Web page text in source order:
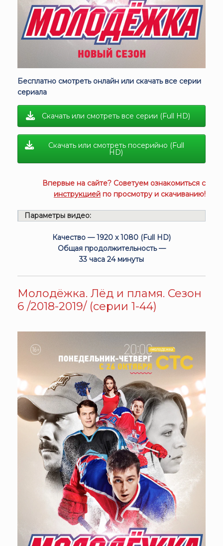
Бесплатно смотреть онлайн или скачать все серии
сериала
Скачать или смотреть все серии (Full HD)
Скачать или смотреть посерийно (Full
HD)
Впервые на сайте? Советуем ознакомиться с
инструкцией по просмотру и скачиванию!
Параметры видео:
Качество — 1920 x 1080 (Full HD)
Общая продолжительность —
33 часа 24 минуты
Молодёжка. Лёд и пламя. Сезон
6 /2018-2019/ (серии 1-44)